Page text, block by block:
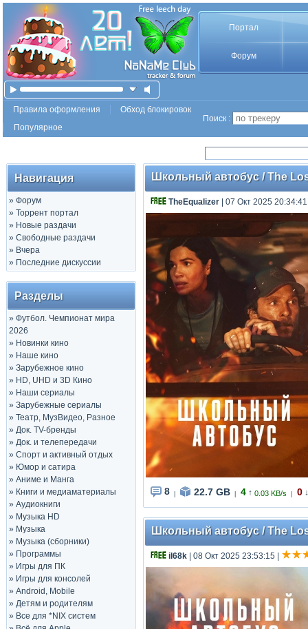
Портал
Форум
Правила оформления
Обход блокировок
Популярное
Поиск :
Навигация
» Форум
» Торрент портал
» Новые раздачи
» Свободные раздачи
» Вчера
» Последние дискуссии
Разделы
» Футбол. Чемпионат мира
2026
» Новинки кино
» Наше кино
» Зарубежное кино
» HD, UHD и 3D Кино
» Наши сериалы
» Зарубежные сериалы
» Театр, МузВидео, Разное
» Док. TV-бренды
» Док. и телепередачи
» Спорт и активный отдых
» Юмор и сатира
» Аниме и Манга
» Книги и медиаматериалы
» Аудиокниги
» Музыка HD
» Музыка
» Музыка (сборники)
» Программы
» Игры для ПК
» Игры для консолей
» Android, Mobile
» Детям и родителям
» Все для *NIX систем
Школьный автобус / The
TheEqualizer | 07 Окт 2025 20:34:41
8 22.7 GB 4 ↑ 0.03 KB/s 0 ↓
Школьный автобус / The
il68k | 08 Окт 2025 23:53:15